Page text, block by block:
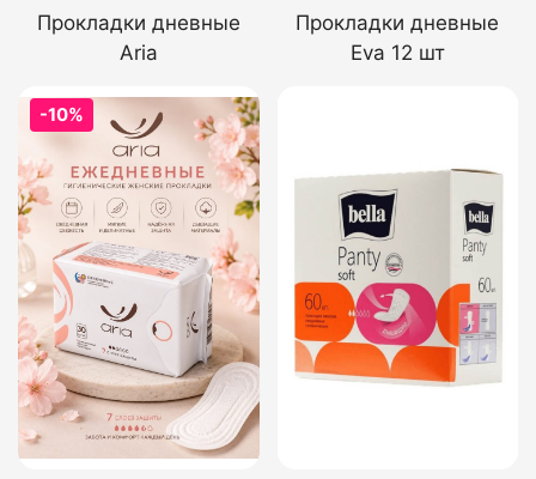
Прокладки дневные
Aria
Прокладки дневные
Eva 12 шт
-10%